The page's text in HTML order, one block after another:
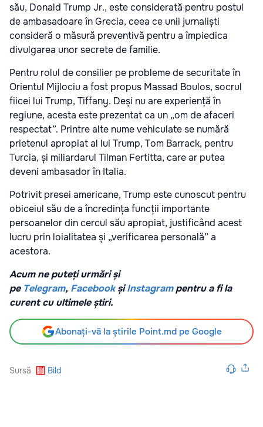
său, Donald Trump Jr., este considerată pentru postul
de ambasadoare în Grecia, ceea ce unii jurnaliști
consideră o măsură preventivă pentru a împiedica
divulgarea unor secrete de familie.
Pentru rolul de consilier pe probleme de securitate în
Orientul Mijlociu a fost propus Massad Boulos, socrul
fiicei lui Trump, Tiffany. Deși nu are experiență în
regiune, acesta este prezentat ca un „om de afaceri
respectat”. Printre alte nume vehiculate se numără
prietenul apropiat al lui Trump, Tom Barrack, pentru
Turcia, și miliardarul Tilman Fertitta, care ar putea
deveni ambasador în Italia.
Potrivit presei americane, Trump este cunoscut pentru
obiceiul său de a încredința funcții importante
persoanelor din cercul său apropiat, justificând acest
lucru prin loialitatea și „verificarea personală” a
acestora.
Acum ne puteți urmări și
pe Telegram, Facebook șiInstagrampentru a fi la
curent cu ultimele știri.
Abonați-vă la știrile Point.md pe Google
Sursă Bild